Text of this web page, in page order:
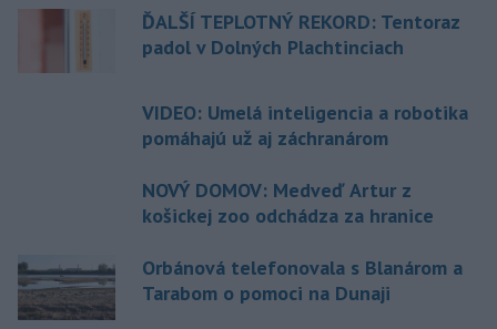
ĎALŠÍ TEPLOTNÝ REKORD: Tentoraz
padol v Dolných Plachtinciach
VIDEO: Umelá inteligencia a robotika
pomáhajú už aj záchranárom
NOVÝ DOMOV: Medveď Artur z
košickej zoo odchádza za hranice
Orbánová telefonovala s Blanárom a
Tarabom o pomoci na Dunaji